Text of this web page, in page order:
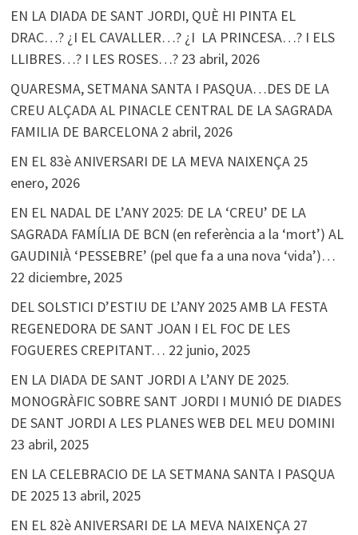
EN LA DIADA DE SANT JORDI, QUÈ HI PINTA EL
DRAC…? ¿I EL CAVALLER…? ¿I LA PRINCESA…? I ELS
LLIBRES…? I LES ROSES…? 23 abril, 2026
QUARESMA, SETMANA SANTA I PASQUA…DES DE LA
CREU ALÇADA AL PINACLE CENTRAL DE LA SAGRADA
FAMILIA DE BARCELONA 2 abril, 2026
EN EL 83è ANIVERSARI DE LA MEVA NAIXENÇA 25
enero, 2026
EN EL NADAL DE L’ANY 2025: DE LA ‘CREU’ DE LA
SAGRADA FAMÍLIA DE BCN (en referència a la ‘mort’) AL
GAUDINIÀ ‘PESSEBRE’ (pel que fa a una nova ‘vida’)…
22 diciembre, 2025
DEL SOLSTICI D’ESTIU DE L’ANY 2025 AMB LA FESTA
REGENEDORA DE SANT JOAN I EL FOC DE LES
FOGUERES CREPITANT… 22 junio, 2025
EN LA DIADA DE SANT JORDI A L’ANY DE 2025.
MONOGRÀFIC SOBRE SANT JORDI I MUNIÓ DE DIADES
DE SANT JORDI A LES PLANES WEB DEL MEU DOMINI
23 abril, 2025
EN LA CELEBRACIO DE LA SETMANA SANTA I PASQUA
DE 2025 13 abril, 2025
EN EL 82è ANIVERSARI DE LA MEVA NAIXENÇA 27